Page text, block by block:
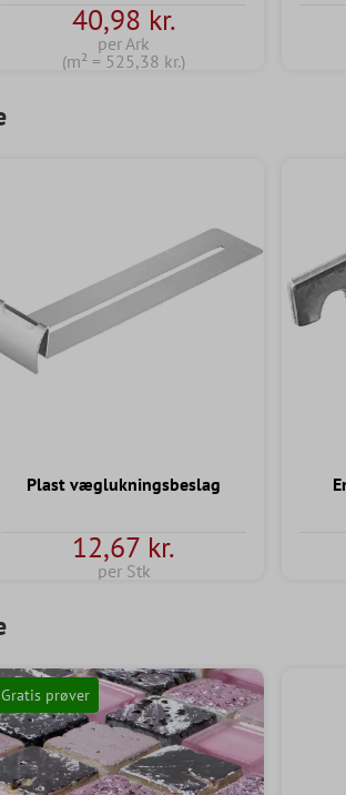
40,98 kr.
per Ark
(m² = 525,38 kr.)
Plast væglukningsbeslag
12,67 kr.
per Stk
Gratis prøver